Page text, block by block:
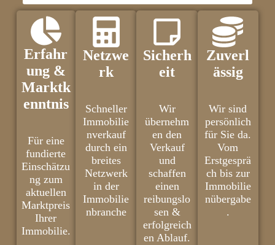
Erfahr
ung &
Marktk
enntnis
Für eine
fundierte
Einschätzu
ng zum
aktuellen
Marktpreis
Ihrer
Immobilie.
Netzwe
rk
Schneller
Immobilie
nverkauf
durch ein
breites
Netzwerk
in der
Immobilie
nbranche
Sicherh
eit
Wir
übernehm
en den
Verkauf
und
schaffen
einen
reibungslo
sen &
erfolgreich
en Ablauf.
Zuverl
ässig
Wir sind
persönlich
für Sie da.
Vom
Erstgesprä
ch bis zur
Immobilie
nübergabe
.